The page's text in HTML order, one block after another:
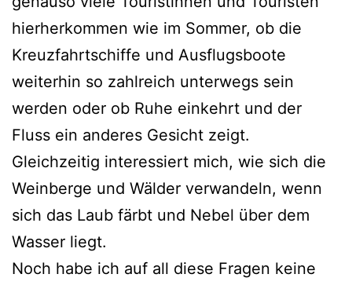
hierherkommen wie im Sommer, ob die
Kreuzfahrtschiffe und Ausflugsboote
weiterhin so zahlreich unterwegs sein
werden oder ob Ruhe einkehrt und der
Fluss ein anderes Gesicht zeigt.
Gleichzeitig interessiert mich, wie sich die
Weinberge und Wälder verwandeln, wenn
sich das Laub färbt und Nebel über dem
Wasser liegt.
Noch habe ich auf all diese Fragen keine